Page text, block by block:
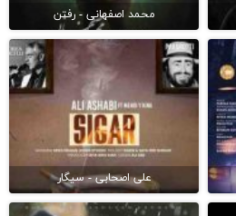
محمد اصفهانی - رفتن
علی اصحابی - سیگار